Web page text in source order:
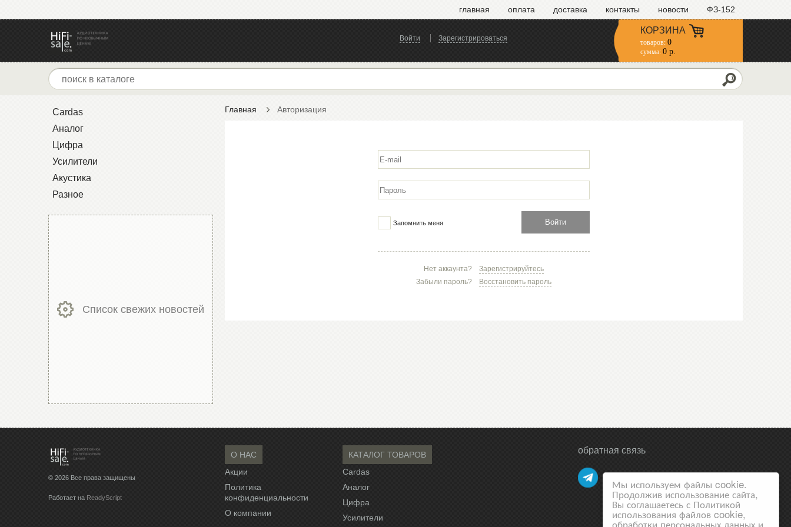
Мы используем файлы cookie.
Продолжив использование сайта,
Вы соглашаетесь с Политикой
использования файлов cookie,
обработки персональных данных и
главная оплата доставка контакты новости ФЗ-152
Войти Зарегистрироваться
КОРЗИНА
товаров: 0
сумма: 0 р.
Cardas
Аналог
Цифра
Усилители
Акустика
Разное
Главная Авторизация
Запомнить меня Войти
Нет аккаунта? Зарегистрируйтесь
Забыли пароль?
Восстановить пароль
Список свежих новостей
© 2026 Все права защищены
Работает на ReadyScript
О НАС
Акции
Политика
конфиденциальности
О компании
КАТАЛОГ ТОВАРОВ
Cardas
Аналог
Цифра
Усилители
обратная связь